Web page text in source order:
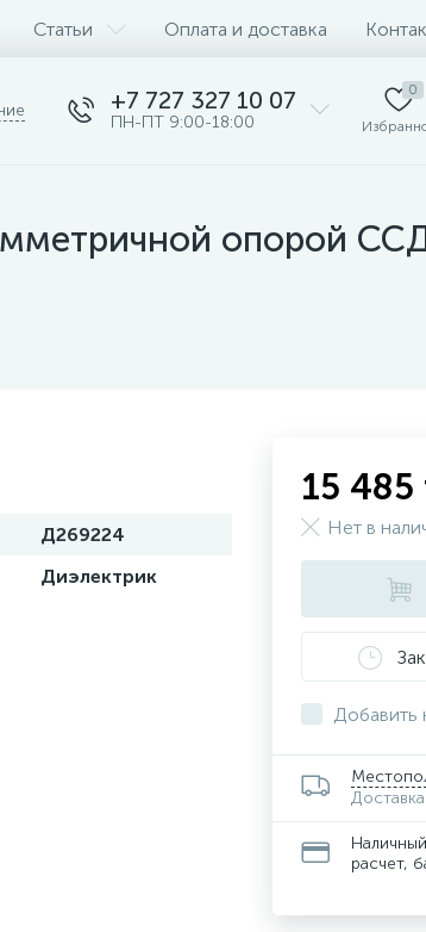
Статьи Оплата и доставка
+7 727 327 10 07
ПН-ПТ 9:00-18:00
0
опорой
Д269224
Диэлектрик
15 485
Нет в
Добавить
расчет,